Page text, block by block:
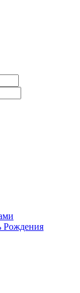
Рождения